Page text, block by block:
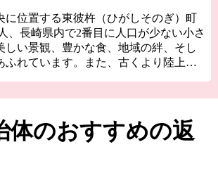
に位置する東彼杵（ひがしそのぎ）町
、長崎県内で2番目に人口が少ない小さ
しい景観、豊かな食、地域の絆、そし
ふれています。また、古くより陸上・
しています。明治時代から鯨肉の問屋
クジラ肉も有名です。
体のおすすめの返